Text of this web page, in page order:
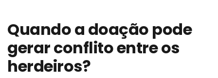
Quando a doação pode
gerar conflito entre os
herdeiros?